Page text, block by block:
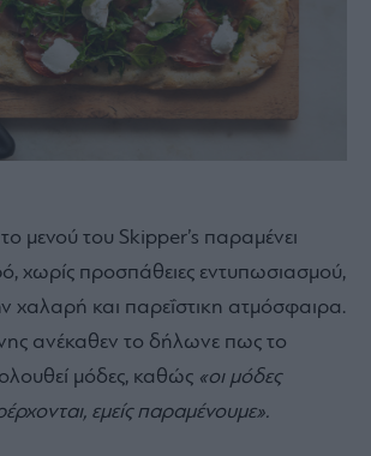
μενού του Skipper’s παραμένει
χωρίς προσπάθειες εντυπωσιασμού,
χαλαρή και παρεΐστικη ατμόσφαιρα.
ανέκαθεν το δήλωνε πως το
μόδες, καθώς «οι μόδες
εμείς παραμένουμε».